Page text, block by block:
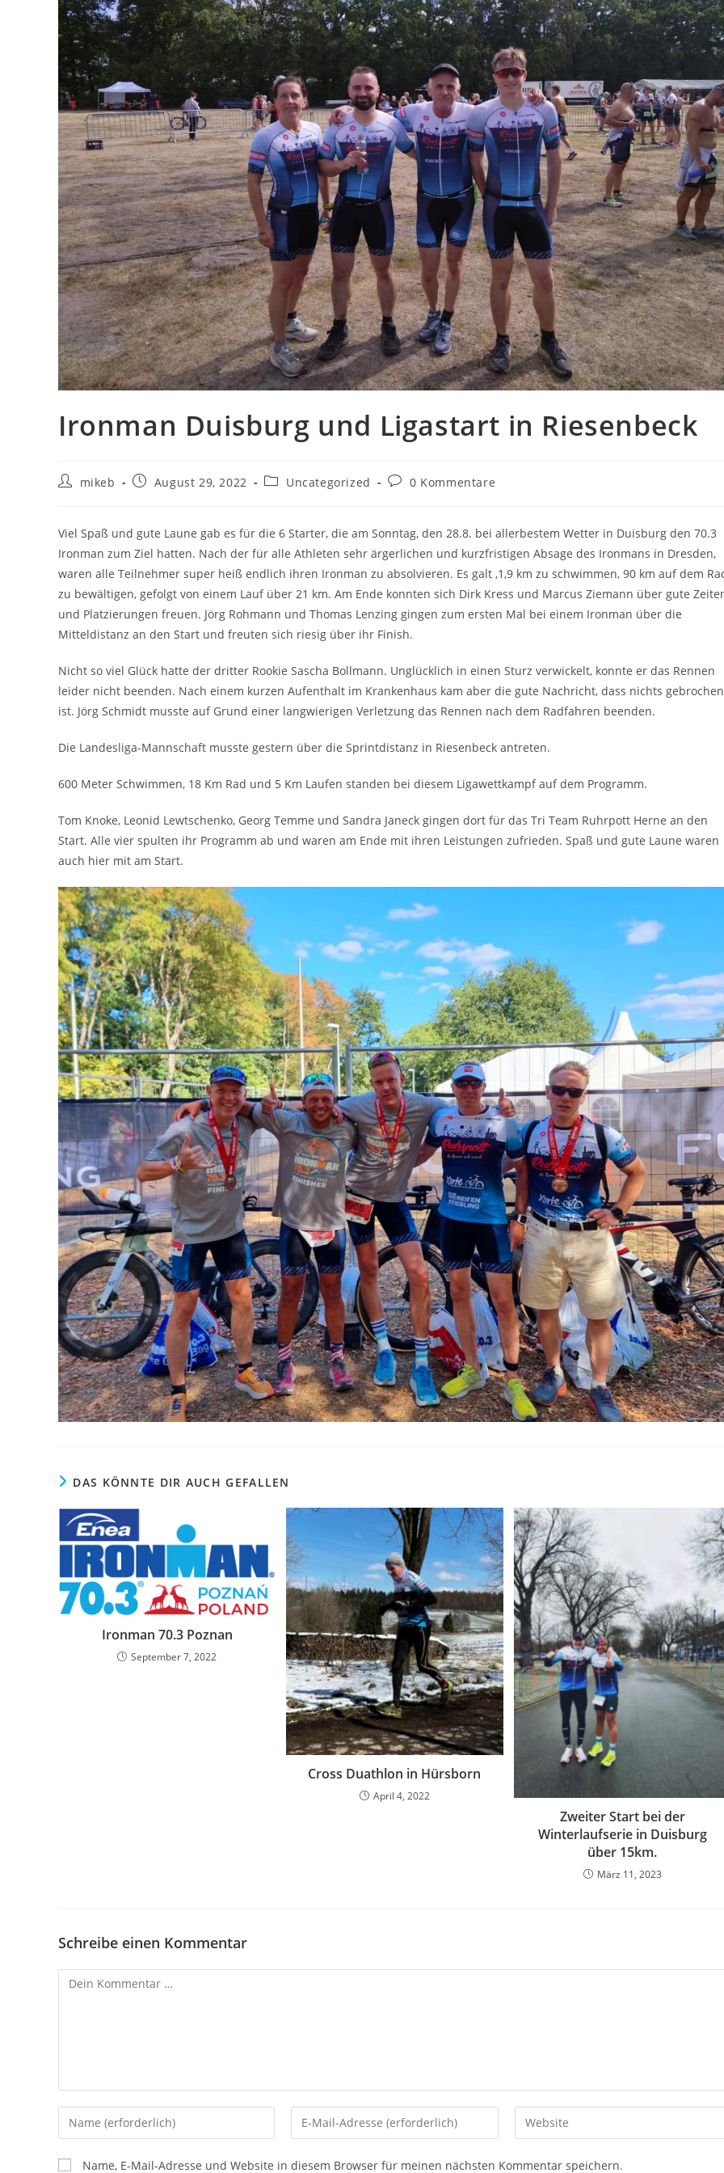
Ironman Duisburg und Ligastart in Riesenbeck
Beitrags-
mikeb
BeitragAugust 29, 2022
Beitrags-
Uncategorized
Beitrags-
0 Kommentare
Viel Spaß und gute Laune gab es für die 6 Starter, die am Sonntag, den 28.8. bei allerbestem Wetter in Duisburg den 70.3
Ironman zum Ziel hatten. Nach der für alle Athleten sehr ärgerlichen und kurzfristigen Absage des Ironmans in Dresden,
waren alle Teilnehmer super heiß endlich ihren Ironman zu absolvieren. Es galt ,1,9 km zu schwimmen, 90 km auf dem
zu bewältigen, gefolgt von einem Lauf über 21 km. Am Ende konnten sich Dirk Kress und Marcus Ziemann über gute
und Platzierungen freuen. Jörg Rohmann und Thomas Lenzing gingen zum ersten Mal bei einem Ironman über die
Mitteldistanz an den Start und freuten sich riesig über ihr Finish.
Nicht so viel Glück hatte der dritter Rookie Sascha Bollmann. Unglücklich in einen Sturz verwickelt, konnte er das Rennen
leider nicht beenden. Nach einem kurzen Aufenthalt im Krankenhaus kam aber die gute Nachricht, dass nichts gebrochen
ist. Jörg Schmidt musste auf Grund einer langwierigen Verletzung das Rennen nach dem Radfahren beenden.
Die Landesliga-Mannschaft musste gestern über die Sprintdistanz in Riesenbeck antreten.
600 Meter Schwimmen, 18 Km Rad und 5 Km Laufen standen bei diesem Ligawettkampf auf dem Programm.
Tom Knoke, Leonid Lewtschenko, Georg Temme und Sandra Janeck gingen dort für das Tri Team Ruhrpott Herne an den
Start. Alle vier spulten ihr Programm ab und waren am Ende mit ihren Leistungen zufrieden. Spaß und gute Laune waren
auch hier mit am Start.
DAS KÖNNTE DIR AUCH GEFALLEN
Ironman 70.3 Poznan
September 7, 2022
Cross Duathlon in Hürsborn
April 4, 2022
Zweiter Start bei der
Winterlaufserie in Duisburg
über 15km.
März 11, 2023
Schreibe einen Kommentar
Kommentar
Gib
deinen
Namen
Gib
deine
Gib
deine
Name, E-Mail-Adresse und Website in diesem Browser für meinen nächsten Kommentar speichern.